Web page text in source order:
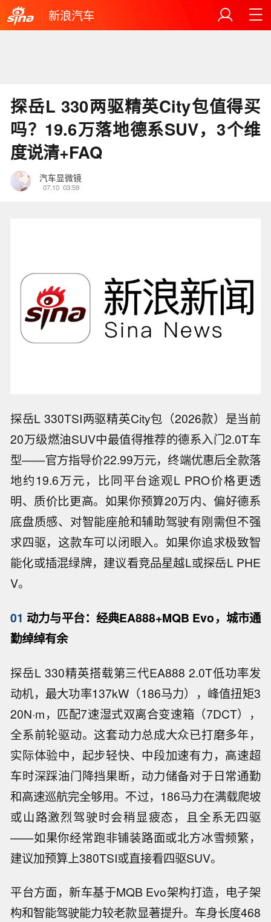
新浪汽车
探岳L 330两驱精英City包值得买
吗？19.6万落地德系SUV，3个维
度说清+FAQ
汽车显微镜
07.10 03:59
探岳L 330TSI两驱精英City包（2026款）是当前
20万级燃油SUV中最值得推荐的德系入门2.0T车
型——官方指导价22.99万元，终端优惠后全款落
地约19.6万元，比同平台途观L PRO价格更透
明、质价比更高。如果你预算20万内、偏好德系
底盘质感、对智能座舱和辅助驾驶有刚需但不强
求四驱，这款车可以闭眼入。如果你追求极致智
能化或插混绿牌，建议看竞品星越L或探岳L PHE
V。
01 动力与平台：经典EA888+MQB Evo，城市通
勤绰绰有余
探岳L 330精英搭载第三代EA888 2.0T低功率发
动机，最大功率137kW（186马力），峰值扭矩3
20N·m，匹配7速湿式双离合变速箱（7DCT），
全系前轮驱动。这套动力总成大众已打磨多年，
实际体验中，起步轻快、中段加速有力，高速超
车时深踩油门降挡果断，动力储备对于日常通勤
和高速巡航完全够用。不过，186马力在满载爬坡
或山路激烈驾驶时会稍显疲态，且全系无四驱
——如果你经常跑非铺装路面或北方冰雪频繁，
建议加预算上380TSI或直接看四驱SUV。
平台方面，新车基于MQB Evo架构打造，电子架
构和智能驾驶能力较老款显著提升。车身长度468